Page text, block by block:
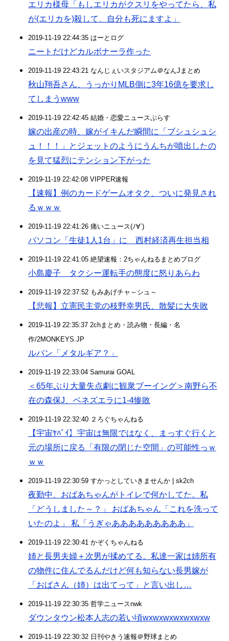
エリカ様母「もしエリカがクスリをやってたら、私
が(エリカを)殺して、自分も死にますよ」
2019-11-19 22:44:35 はーとログ
ニートだけどカルボナーラ作った
2019-11-19 22:43:21 なんじぇいスタジアム＠なんJまとめ
秋山翔吾さん、うっかりMLB側に3年16億を要求し
てしまうwww
2019-11-19 22:42:45 結婚・恋愛ニュースぷらす
嫁の出産の時、嫁がイキんだ瞬間に「ブシュシュシ
ュ！！！」とジェットのようにうんちが噴出したの
を見て猛烈にテンション下がった
2019-11-19 22:42:08 VIPPER速報
【速報】例のカードゲームオタク、ついに発見され
るｗｗｗ
2019-11-19 22:41:26 痛いニュース(ﾉ∀`)
パソコン「生徒1人1台」に 西村経済再生担当相
2019-11-19 22:41:05 絶望速報：2ちゃんねるまとめブログ
小島慶子 タクシー運転手の態度に怒りあらわ
2019-11-19 22:37:52 もみあげチャ～シュ～
【悲報】立憲民主党の枝野幸男氏、散髪に大失敗
2019-11-19 22:35:37 2chまとめ・読み物・長編・名
作/2MONKEYS.JP
ルパン「メタルギア？」
2019-11-19 22:33:04 Samurai GOAL
＜65年ぶり大量失点劇に観衆ブーイング＞南野ら不
在の森保J、ベネズエラに1-4惨敗
2019-11-19 22:32:40 ２ろぐちゃんねる
【宇宙ﾔﾊﾞｲ】宇宙は無限ではなく、まっすぐ行くと
元の場所に戻る「有限の閉じた空間」の可能性っｗ
ｗｗ
2019-11-19 22:30:59 すかっとしていきませんか | sk2ch
夜勤中、おばあちゃんがトイレで何かしてた。私
「どうしました～？」 おばあちゃん「これを洗って
いたのよ」 私「うぎゃあああああああああ」
2019-11-19 22:30:41 かぞくちゃんねる
姉と長男夫婦＋次男が揉めてる。私達一家は姉所有
の物件に住んでるんだけど何も知らない長男嫁が
「おばさん（姉）は出てって」と言い出し…
2019-11-19 22:30:35 哲学ニュースnwk
ダウンタウン松本人志の若い頃wxwxwxwxwxwxw
2019-11-19 22:30:32 日刊やきう速報＠野球まとめ